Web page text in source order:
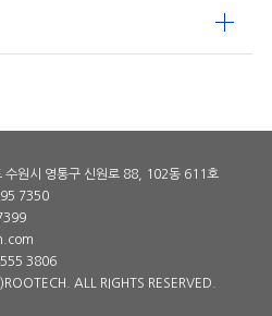
수원시 영통구 신원로 88, 102동 611호
7350
3806
ALL RIGHTS RESERVED.